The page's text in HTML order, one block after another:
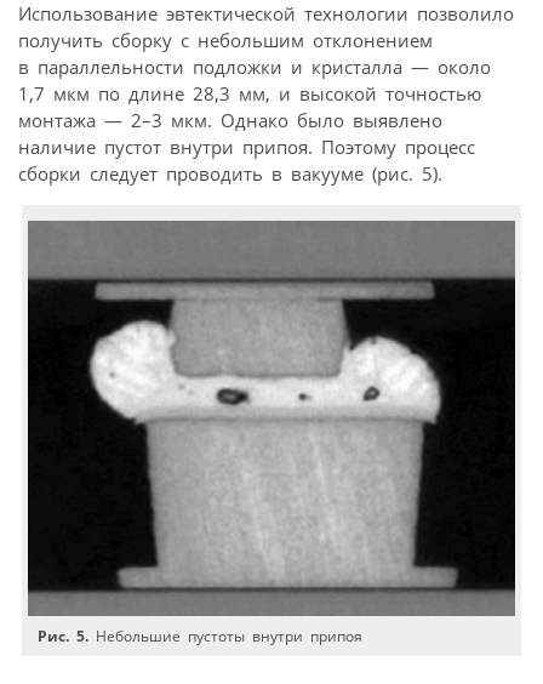
Использование эвтектической технологии позволило
получить сборку с небольшим отклонением
в параллельности подложки и кристалла — около
1,7 мкм по длине 28,3 мм, и высокой точностью
монтажа — 2–3 мкм. Однако было выявлено
наличие пустот внутри припоя. Поэтому процесс
сборки следует проводить в вакууме (рис. 5).
Рис. 5. Небольшие пустоты внутри припоя